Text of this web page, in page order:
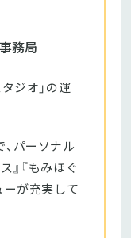
務局
ジオ」の運
パーソナル
』『もみほぐ
ーが充実して